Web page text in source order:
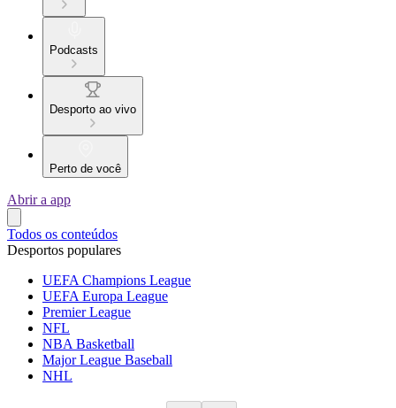
Podcasts
Desporto ao vivo
Perto de você
Abrir a app
Todos os conteúdos
Desportos populares
UEFA Champions League
UEFA Europa League
Premier League
NFL
NBA Basketball
Major League Baseball
NHL